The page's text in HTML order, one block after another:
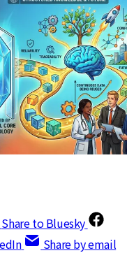
Share to Bluesky
Share by email